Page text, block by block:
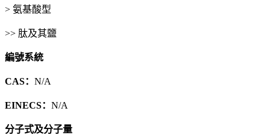
> 氨基酸型
>> 肽及其鹽
編號系統
CAS： N/A
EINECS： N/A
分子式及分子量